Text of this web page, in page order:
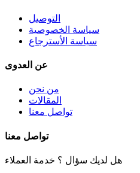
التوصيل
سياسة الخصوصية
سياسة الأسترجاع
عن العدوى
من نحن
المقالات
تواصل معنا
تواصل معنا
هل لديك سؤال ؟ خدمة العملاء